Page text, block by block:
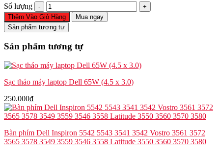
Số lượng
Webcam
Dell
Latitude
5290
in-
7285
(6BF502T2)
Thêm Vào Giỏ Hàng
Mua ngay
Sản phẩm tương tự
Sản phẩm tương tự
Sạc tháo máy laptop Dell 65W (4.5 x 3.0)
250.000₫
Bàn phím Dell Inspiron 5542 5543 3541 3542 Vostro 3561 3572
3565 3578 3549 3559 3546 3558 Latitude 3550 3560 3570 3580